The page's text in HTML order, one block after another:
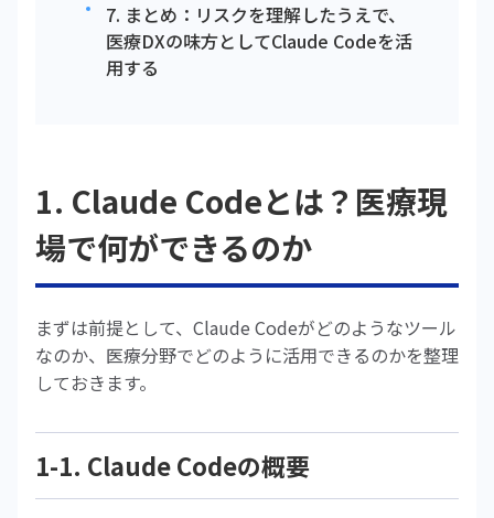
7. まとめ：リスクを理解したうえで、
医療DXの味方としてClaude Codeを活
用する
1. Claude Codeとは？医療現
場で何ができるのか
まずは前提として、Claude Codeがどのようなツール
なのか、医療分野でどのように活用できるのかを整理
しておきます。
1-1. Claude Codeの概要